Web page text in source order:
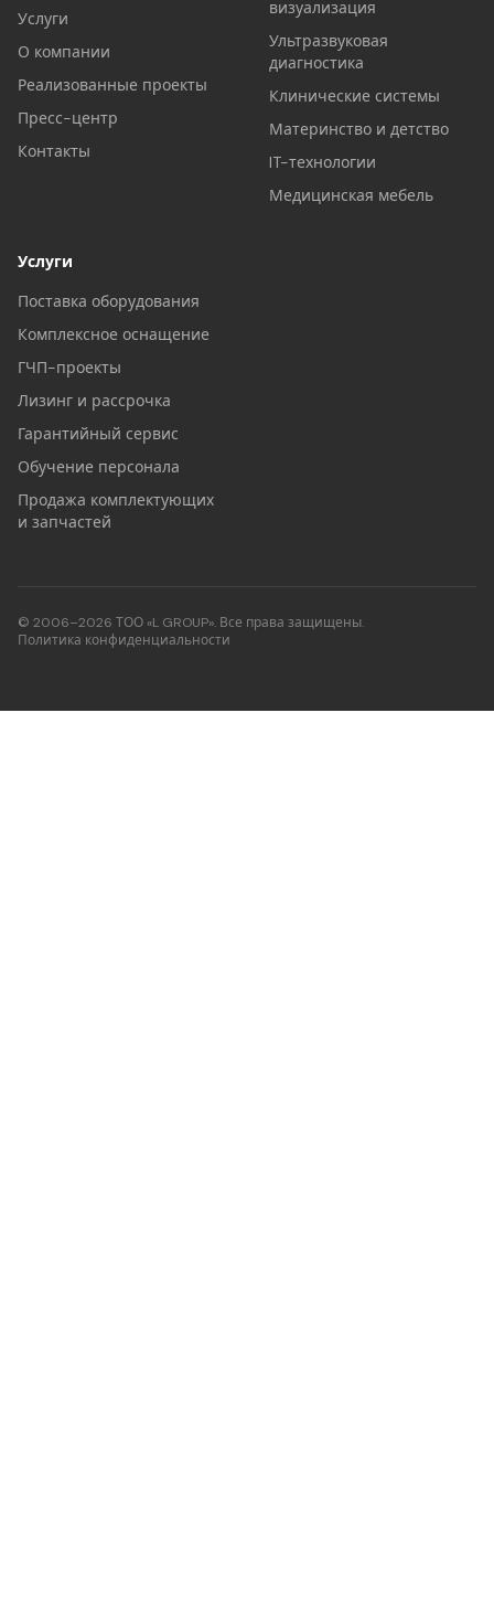
Услуги
О компании
Реализованные проекты
Пресс-центр
Контакты
визуализация
Ультразвуковая
диагностика
Клинические системы
Материнство и детство
IT-технологии
Медицинская мебель
Услуги
Поставка оборудования
Комплексное оснащение
ГЧП-проекты
Лизинг и рассрочка
Гарантийный сервис
Обучение персонала
Продажа комплектующих
и запчастей
© 2006–2026 ТОО «L GROUP». Все права защищены.
Политика конфиденциальности